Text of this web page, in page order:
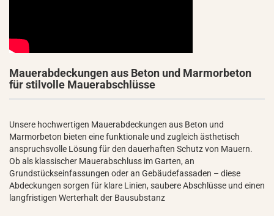
Mauerabdeckungen aus Beton und Marmorbeton
für stilvolle Mauerabschlüsse
Unsere hochwertigen Mauerabdeckungen aus Beton und
Marmorbeton bieten eine funktionale und zugleich ästhetisch
anspruchsvolle Lösung für den dauerhaften Schutz von Mauern.
Ob als klassischer Mauerabschluss im Garten, an
Grundstückseinfassungen oder an Gebäudefassaden – diese
Abdeckungen sorgen für klare Linien, saubere Abschlüsse und einen
langfristigen Werterhalt der Bausubstanz